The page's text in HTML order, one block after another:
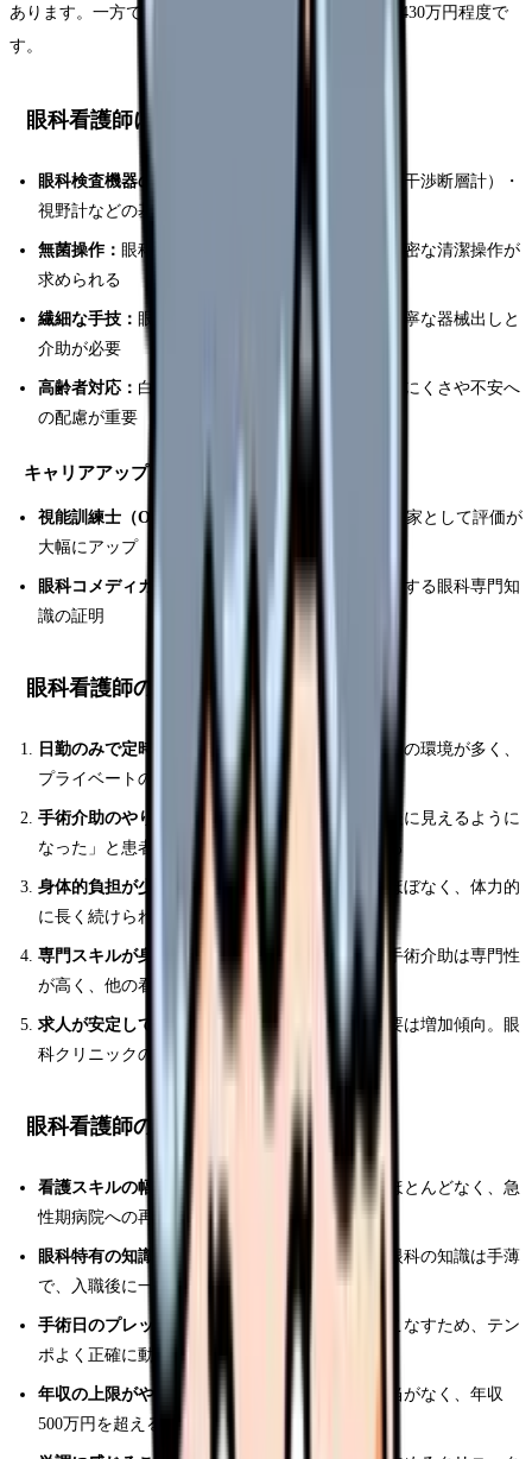
あります。一方で一般外来のみのクリニックは380〜430万円程度で
す。
眼科看護師に必要なスキル・資格
眼科検査機器の操作：
視力計・眼圧計・OCT（光干渉断層計）・
視野計などの基本操作
無菌操作： 眼科手術は感染リスクが高いため、厳密な清潔操作が
求められる
繊細な手技： 眼は微小な臓器のため、細やかで丁寧な器械出しと
介助が必要
高齢者対応： 白内障患者の多くは高齢者。聞こえにくさや不安へ
の配慮が重要
キャリアアップに有利な資格
視能訓練士（ORT）：
国家資格。眼科検査の専門家として評価が
大幅にアップ
眼科コメディカル認定資格：
日本眼科学会が認定する眼科専門知
識の証明
眼科看護師のメリット5つ
日勤のみで定時退勤が可能：
夜勤なし・残業なしの環境が多く、
プライベートの計画が立てやすい
手術介助のやりがいがある：
白内障手術は「術後に見えるように
なった」と患者さんが感激する場面に立ち会える
身体的負担が少ない：
患者の体位変換や搬送がほぼなく、体力的
に長く続けられる
専門スキルが身につく：
眼科検査機器の操作や手術介助は専門性
が高く、他の看護師との差別化ができる
求人が安定している：
高齢化で白内障手術の需要は増加傾向。眼
科クリニックの新規開業も多い
眼科看護師のデメリット・大変なこと
看護スキルの幅が狭くなる：
全身管理の機会がほとんどなく、急
性期病院への再転職はハードルが上がる
眼科特有の知識が必要：
一般的な看護教育では眼科の知識は手薄
で、入職後に一から学ぶ必要がある
手術日のプレッシャー：
短時間で多数の手術をこなすため、テン
ポよく正確に動くことが求められる
年収の上限がやや低い：日勤のみのため夜勤手当がなく、年収
500万円を超えるのは難しい